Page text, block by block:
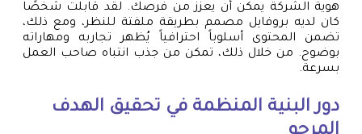
هوية الشركة يمكن أن يعزز من فرصك. لقد قابلت شخصًا
كان لديه بروفايل مصمم بطريقة ملفتة للنظر، ومع ذلك،
تضمن المحتوى أسلوباً احترافياً يُظهر تجاربه ومهاراته
بوضوح. من خلال ذلك، تمكن من جذب انتباه صاحب العمل
بسرعة.
دور البنية المنظمة في تحقيق الهدف